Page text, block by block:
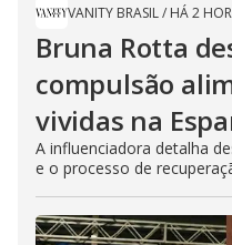
VANITY BRASIL/ HÁ 2
Bruna Rotta
compulsão
vividas na
A influenciadora detalha
e o processo de